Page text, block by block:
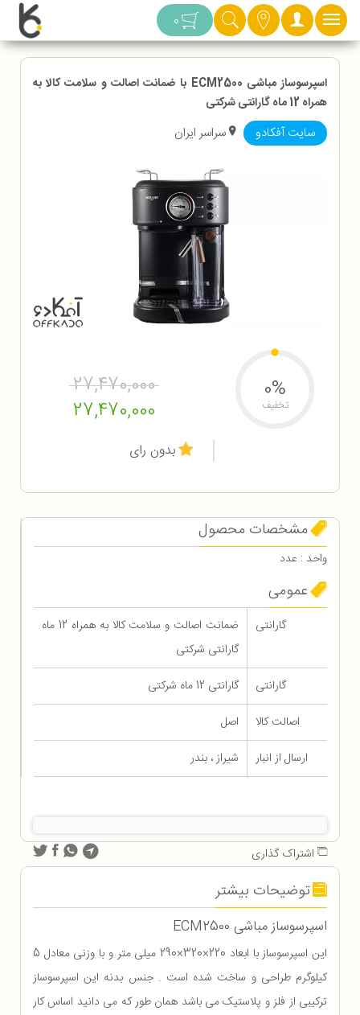
دسته بندی 0
اسپرسوساز مباشی ECM2500 با ضمانت اصالت و سلامت کالا به
همراه 12 ماه گارانتی شرکتی
سایت آفکادو سراسر ایران
27,470,000
27,470,000
0%
تخفیف
بدون رای
مشخصات محصول
واحد : عدد
عمومی
گارانتی
ضمانت اصالت و سلامت کالا به همراه 12 ماه
گارانتی شرکتی
گارانتی
گارانتی 12 ماه شرکتی
اصالت کالا
اصل
ارسال از انبار
شیراز ، بندر
اشتراک گذاری
توضیحات بیشتر
اسپرسوساز مباشی ECM2500
این اسپرسوساز با ابعاد 220×320×290 میلی متر و با وزنی معادل 5
کیلوگرم طراحی و ساخت شده است . جنس بدنه این اسپرسوساز
ترکیبی از فلز و پلاستیک می باشد همان طور که می دانید اساس کار